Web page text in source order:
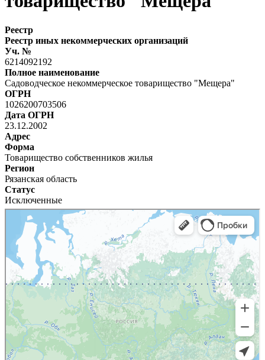
Реестр
Реестр иных некоммерческих организаций
Уч. №
6214092192
Полное наименование
Садоводческое некоммерческое товарищество "Мещера"
ОГРН
1026200703506
Дата ОГРН
23.12.2002
Адрес
Форма
Товарищество собственников жилья
Регион
Рязанская область
Статус
Исключенные